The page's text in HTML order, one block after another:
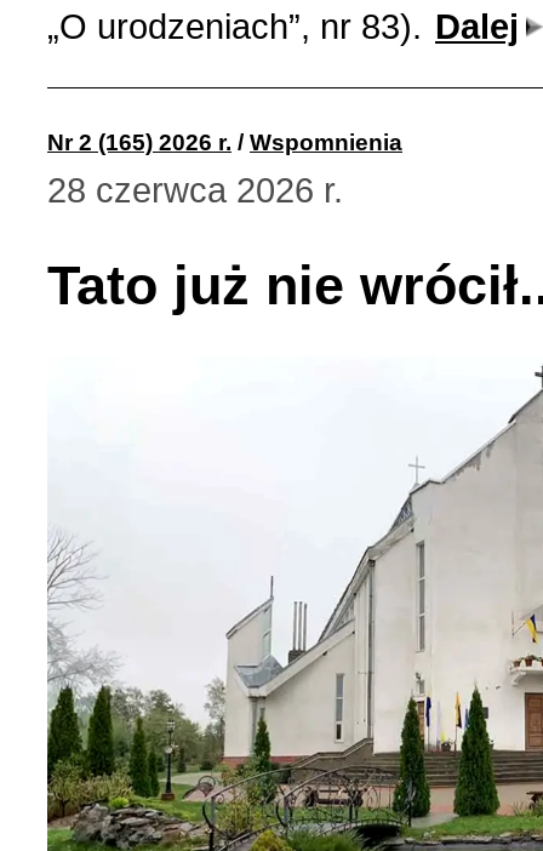
Wydarzenia w Polsce
Z Polską i Ukrainą w
Куточок юного
„O urodzeniach”, nr 83). Dalej
Nr 2 (165) 2026 r. / Wspomnienia
28 czerwca 2026 r.
Tato już nie